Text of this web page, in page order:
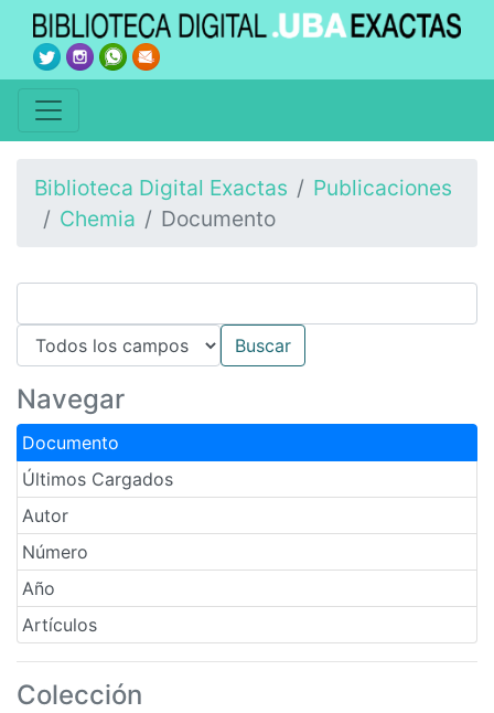
Biblioteca Digital Exactas
Publicaciones
Chemia
Documento
Navegar
Documento
Últimos Cargados
Autor
Número
Año
Artículos
Colección